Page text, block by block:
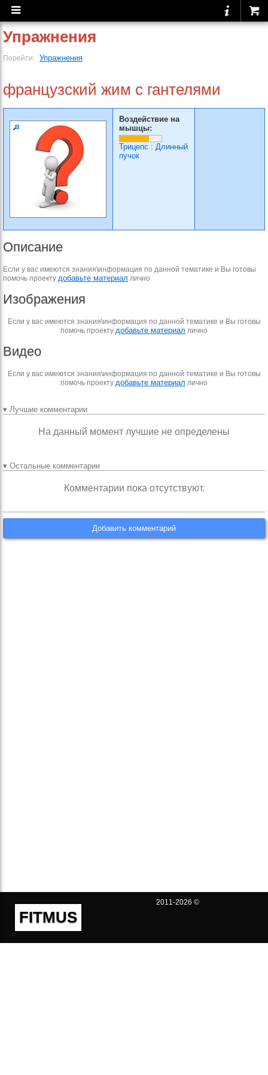
Упражнения
Перейти: Упражнения
французский жим с гантелями
Воздействие на
мышцы:
Трицепс : Длинный
пучок
Описание
Если у вас имеются знания\информация по данной тематике и Вы готовы
помочь проекту добавьте материал лично
Изображения
Если у вас имеются знания\информация по данной тематике и Вы готовы
помочь проекту добавьте материал лично
Видео
Если у вас имеются знания\информация по данной тематике и Вы готовы
помочь проекту добавьте материал лично
▾ Лучшие комментарии
На данный момент лучшие не определены
▾ Остальные комментарии
Комментарии пока отсутствуют.
Добавить комментарий
FITMUS
2011-2026 ©